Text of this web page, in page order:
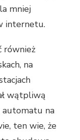
mniej
internetu.
również
na
wątpliwą
automatu na
ten wie, że